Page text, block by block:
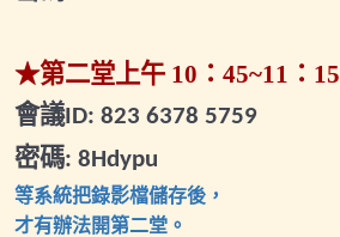
2025.12.27(六)小班輔導會議2
2026.01.07(三)小班輔導會議1
2026.01.25(日)小班輔導會議2
2026.02.07(六)小班輔導會議1
2026.02.26(四)小班輔導會議2
★第二堂上午 10 ： 45~11 ： 15
會議ID: 823 6378 5759
密碼: 8Hdypu
等系統把錄影檔儲存後，
才有辦法開第二堂。